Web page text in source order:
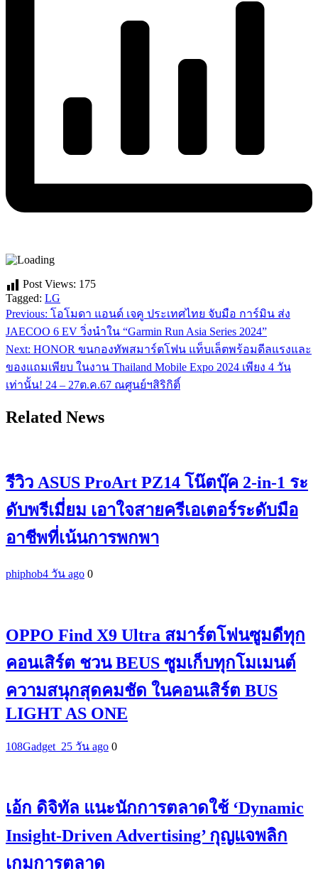
Post Views: 175
Tagged: LG
แนะแนว
เรื่อง
Previous: โอโมดา แอนด์ เจคู ประเทศไทย จับมือ การ์มิน ส่ง
JAECOO 6 EV วิ่งนำใน “Garmin Run Asia Series 2024”
Next: HONOR ขนกองทัพสมาร์ตโฟน แท็บเล็ตพร้อมดีลแรงและ
ของแถมเพียบ ในงาน Thailand Mobile Expo 2024 เพียง 4 วัน
เท่านั้น! 24 – 27ต.ค.67 ณศูนย์ฯสิริกิติ์
Related News
รีวิว ASUS ProArt PZ14 โน๊ตบุ๊ค 2-in-1 ระ
ดับพรีเมี่ยม เอาใจสายครีเอเตอร์ระดับมือ
อาชีพที่เน้นการพกพา
phiphob4 วัน ago 0
OPPO Find X9 Ultra สมาร์ตโฟนซูมดีทุก
คอนเสิร์ต ชวน BEUS ซูมเก็บทุกโมเมนต์
ความสนุกสุดคมชัด ในคอนเสิร์ต BUS
LIGHT AS ONE
108Gadget_25 วัน ago 0
เอ้ก ดิจิทัล แนะนักการตลาดใช้ ‘Dynamic
Insight-Driven Advertising’ กุญแจพลิก
เกมการตลาด